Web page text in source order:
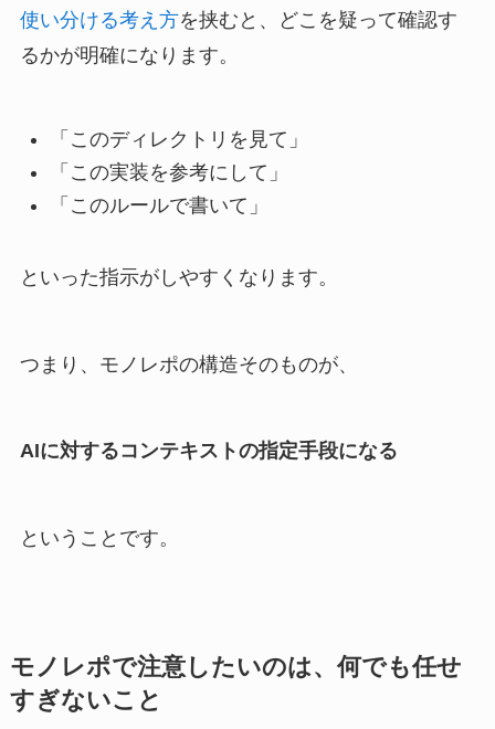
使い分ける考え方を挟むと、どこを疑って確認す
るかが明確になります。
「このディレクトリを見て」
「この実装を参考にして」
「このルールで書いて」
といった指示がしやすくなります。
つまり、モノレポの構造そのものが、
AIに対するコンテキストの指定手段になる
ということです。
モノレポで注意したいのは、何でも任せ
すぎないこと